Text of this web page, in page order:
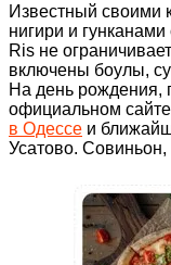
Известный своими
нигири и
Ris не
включены боулы,
На день рождения,
официальном
в Одессе и
Усатово.